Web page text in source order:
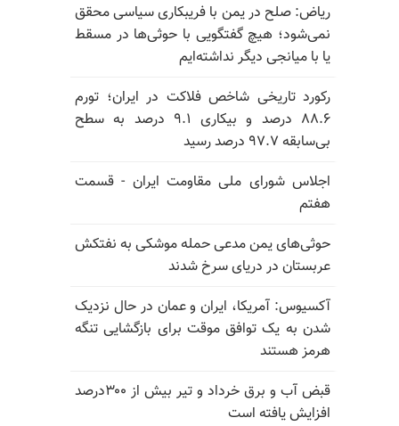
ریاض: صلح در یمن با فریبکاری سیاسی محقق
نمی‌شود؛ هیچ گفتگویی با حوثی‌ها در مسقط
یا با میانجی دیگر نداشته‌ایم
رکورد تاریخی شاخص فلاکت در ایران؛ تورم
۸۸.۶ درصد و بیکاری ۹.۱ درصد به سطح
بی‌سابقه ۹۷.۷ درصد رسید
اجلاس شورای ملی مقاومت ایران - قسمت
هفتم
حوثی‌های یمن مدعی حمله موشکی به نفتکش
عربستان در دریای سرخ شدند
آکسیوس: آمریکا، ایران و عمان در حال نزدیک
شدن به یک توافق موقت برای بازگشایی تنگه
هرمز هستند
قبض آب و برق خرداد و تیر بیش از ۳۰۰درصد
افزایش یافته است